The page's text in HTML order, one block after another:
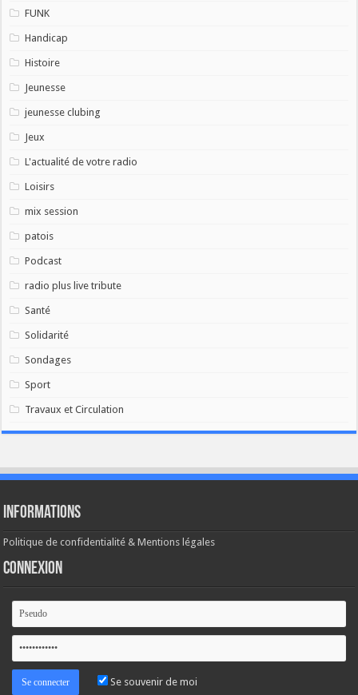
FUNK
Handicap
Histoire
Jeunesse
jeunesse clubing
Jeux
L'actualité de votre radio
Loisirs
mix session
patois
Podcast
radio plus live tribute
Santé
Solidarité
Sondages
Sport
Travaux et Circulation
Informations
Politique de confidentialité & Mentions légales
Connexion
Se souvenir de moi